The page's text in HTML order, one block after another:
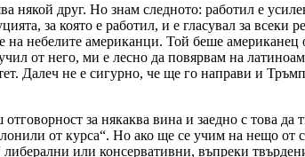
друг. Но знам следното: работил е
за която е работил, и е гласувал за
небелите американци. Той беше
от него, ми е лесно да повярвам на
Далеч не е сигурно, че ще го направи и
за някаква вина и заедно с това
от курса“. Но ако ще се учим на нещо от
или консервативни, въпреки